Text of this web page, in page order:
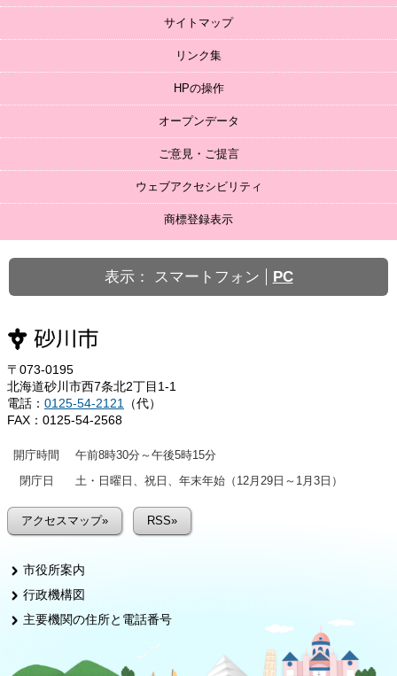
サイトマップ
リンク集
HPの操作
オープンデータ
ご意見・ご提言
ウェブアクセシビリティ
商標登録表示
表示： スマートフォン PC
〒073-0195
北海道砂川市西7条北2丁目1-1
電話： 0125-54-2121
（代）
FAX：0125-54-2568
開庁時間
午前8時30分～午後5時15分
閉庁日
土・日曜日、祝日、年末年始（12月29日～1月3日）
アクセスマップ» RSS»
市役所案内
行政機構図
主要機関の住所と電話番号